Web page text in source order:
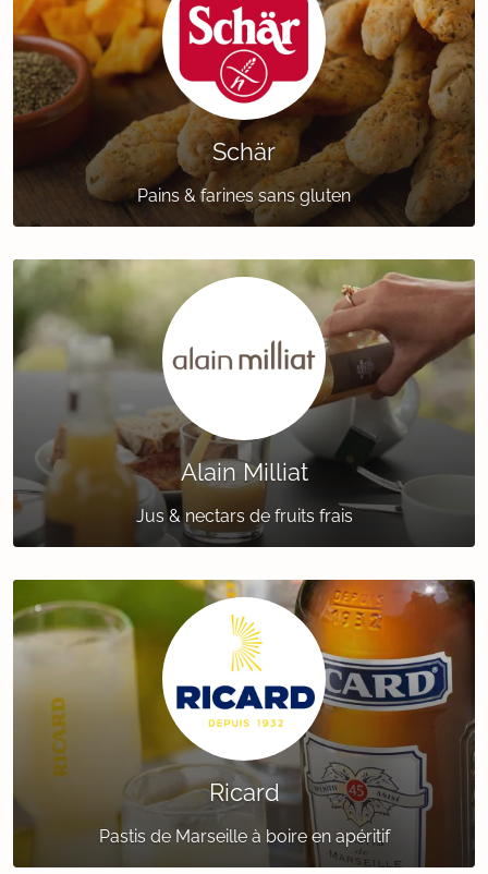
Schär
Pains & farines sans gluten
Alain Milliat
Jus & nectars de fruits frais
Ricard
Pastis de Marseille à boire en apéritif